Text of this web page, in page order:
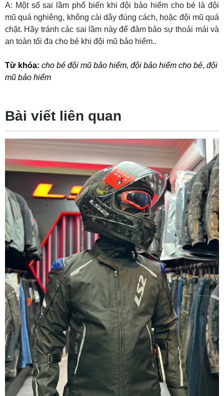
A: Một số sai lầm phổ biến khi đội bảo hiểm cho bé là đội
mũ quá nghiêng, không cài dây đúng cách, hoặc đội mũ quá
chặt. Hãy tránh các sai lầm này để đảm bảo sự thoải mái và
an toàn tối đa cho bé khi đội mũ bảo hiểm..
Từ khóa: cho bé đội mũ bảo hiểm, đội bảo hiểm cho bé, đội
mũ bảo hiểm
Bài viết liên quan